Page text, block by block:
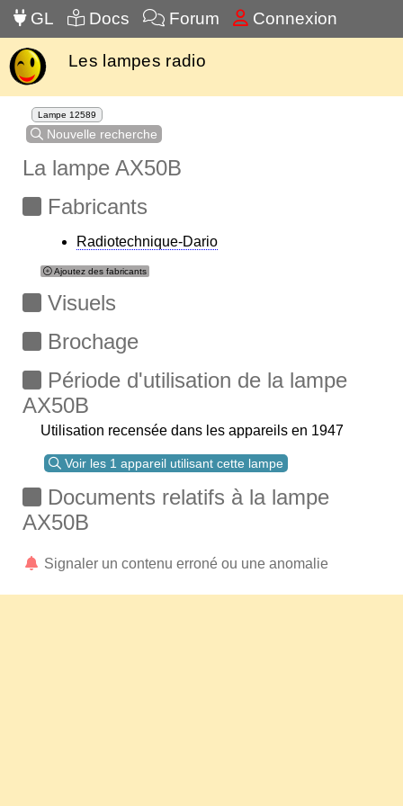
GL Docs Forum Connexion
Les lampes radio
Lampe 12589
Nouvelle recherche
La lampe AX50B
Fabricants
Radiotechnique-Dario
Ajoutez des fabricants
Visuels
Brochage
Période d'utilisation de la lampe
AX50B
Utilisation recensée dans les appareils en 1947
Voir les 1 appareil utilisant cette lampe
Documents relatifs à la lampe
AX50B
Signaler un contenu erroné ou une anomalie